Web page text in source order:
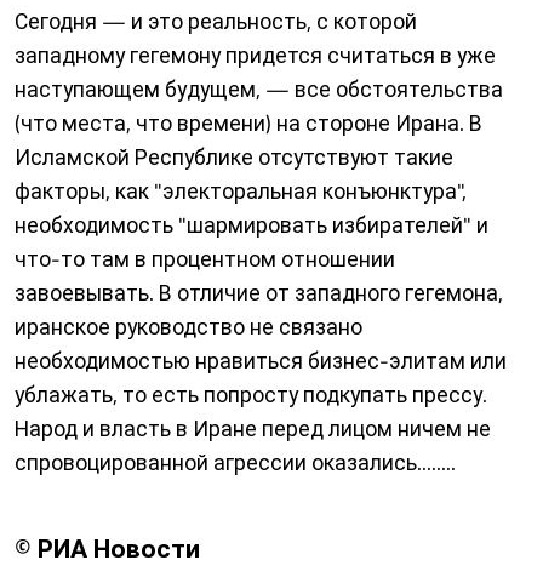
Сегодня — и это реальность, с которой
западному гегемону придется считаться в уже
наступающем будущем, — все обстоятельства
(что места, что времени) на стороне Ирана. В
Исламской Республике отсутствуют такие
факторы, как "электоральная конъюнктура",
необходимость "шармировать избирателей" и
что-то там в процентном отношении
завоевывать. В отличие от западного гегемона,
иранское руководство не связано
необходимостью нравиться бизнес-элитам или
ублажать, то есть попросту подкупать прессу.
Народ и власть в Иране перед лицом ничем не
спровоцированной агрессии оказались........
© РИА Новости